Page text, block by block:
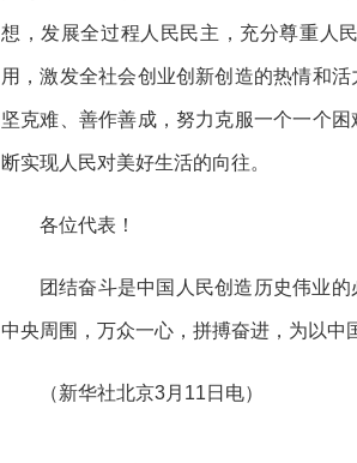
想，发展全过程人民民主，充分尊重人
用，激发全社会创业创新创造的热情和
坚克难、善作善成，努力克服一个一个
断实现人民对美好生活的向往。
各位代表！
团结奋斗是中国人民创造历史伟业
中央周围，万众一心，拼搏奋进，为以
（新华社北京3月11日电）